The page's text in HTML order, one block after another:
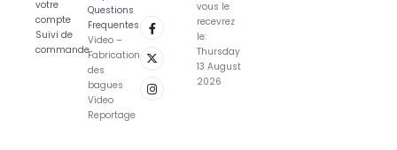
votre
compte
Suivi de
commande
Questions
Frequentes
Video –
Fabrication
des
bagues
Video
Reportage
vous le
recevrez
le:
Thursday
13 August
2026